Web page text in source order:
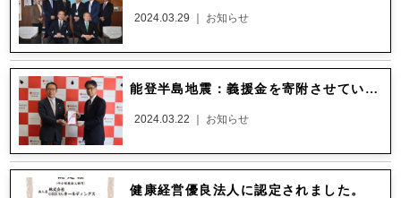
2024.03.29 ｜ お知らせ
能登半島地震：義援金を寄附させていただきました。
2024.03.22 ｜ お知らせ
健康経営優良法人に認定されました。